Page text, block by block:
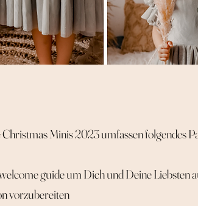
Minis 2023 umfassen folgendes
guide um Dich und Deine Liebsten
vorzubereiten